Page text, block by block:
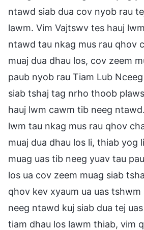
ntawd siab dua cov nyob rau
lawm. Vim Vajtswv tes hauj
ntawd tau nkag mus rau qhov
muaj dua dhau los, cov zeem
paub nyob rau Tiam Lub
siab tshaj tag nrho thoob
hauj lwm cawm tib neeg
lwm tau nkag mus rau qhov
muaj dua dhau los li, thiab yog
muag uas tib neeg yuav tau
los ua cov zeem muag siab
qhov kev xyaum ua uas
neeg ntawd kuj siab dua tej
tiam dhau los lawm thiab, vim